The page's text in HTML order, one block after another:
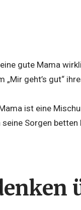
gute Mama
geht’s gut“
ist eine
Sorgen betten